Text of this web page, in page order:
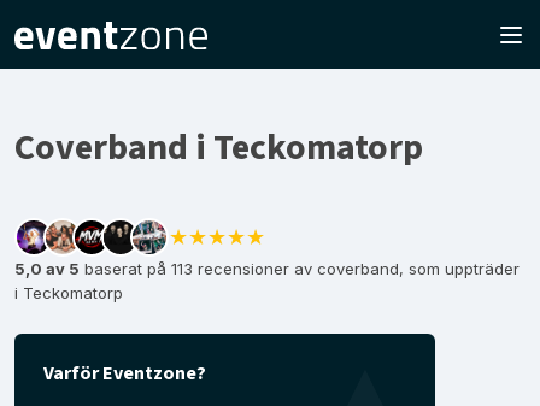
Coverband i Teckomatorp
★★★★★
5,0 av 5 baserat på 113 recensioner av coverband, som uppträder
i Teckomatorp
Varför Eventzone?